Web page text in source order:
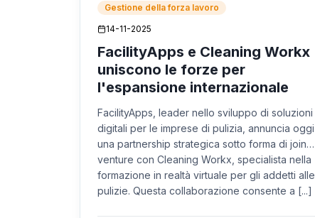
Gestione della forza lavoro
14-11-2025
FacilityApps e Cleaning Workx
uniscono le forze per
l'espansione internazionale
FacilityApps, leader nello sviluppo di soluzioni
digitali per le imprese di pulizia, annuncia oggi
una partnership strategica sotto forma di joint
venture con Cleaning Workx, specialista nella
formazione in realtà virtuale per gli addetti alle
pulizie. Questa collaborazione consente a [...]